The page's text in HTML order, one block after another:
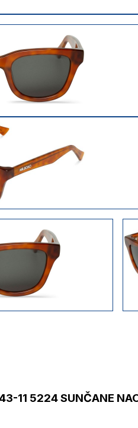
11 5224 SUNČANE